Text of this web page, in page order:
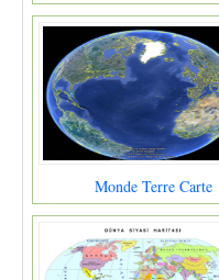
Monde Terre Carte